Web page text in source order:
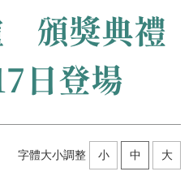
頒獎典禮
日登場
字體大小調整 小 中 大